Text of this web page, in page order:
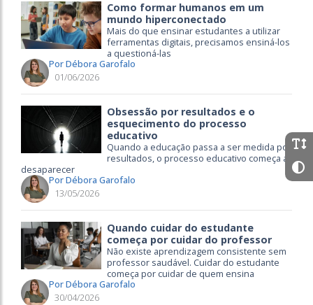
Como formar humanos em um
mundo hiperconectado
Mais do que ensinar estudantes a utilizar
ferramentas digitais, precisamos ensiná-los
a questioná-las
Por Débora Garofalo
01/06/2026
Obsessão por resultados e o
esquecimento do processo
educativo
Quando a educação passa a ser medida por
resultados, o processo educativo começa a
desaparecer
Por Débora Garofalo
13/05/2026
Quando cuidar do estudante
começa por cuidar do professor
Não existe aprendizagem consistente sem
professor saudável. Cuidar do estudante
começa por cuidar de quem ensina
Por Débora Garofalo
30/04/2026